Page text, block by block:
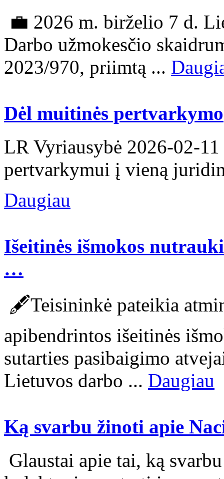
💼 2026 m. birželio 7 d.
Darbo užmokesčio
2023/970, priimtą ...
Dėl muitinės pertvarkymo
LR Vyriausybė 2026-02-
pertvarkymui į vieną
Daugiau
Išeitinės išmokos
…
🖋️Teisininkė pateikia
apibendrintos išeitinės
sutarties pasibaigimo
Lietuvos darbo ... Daugiau
Ką svarbu žinoti apie
Glaustai apie tai, ką